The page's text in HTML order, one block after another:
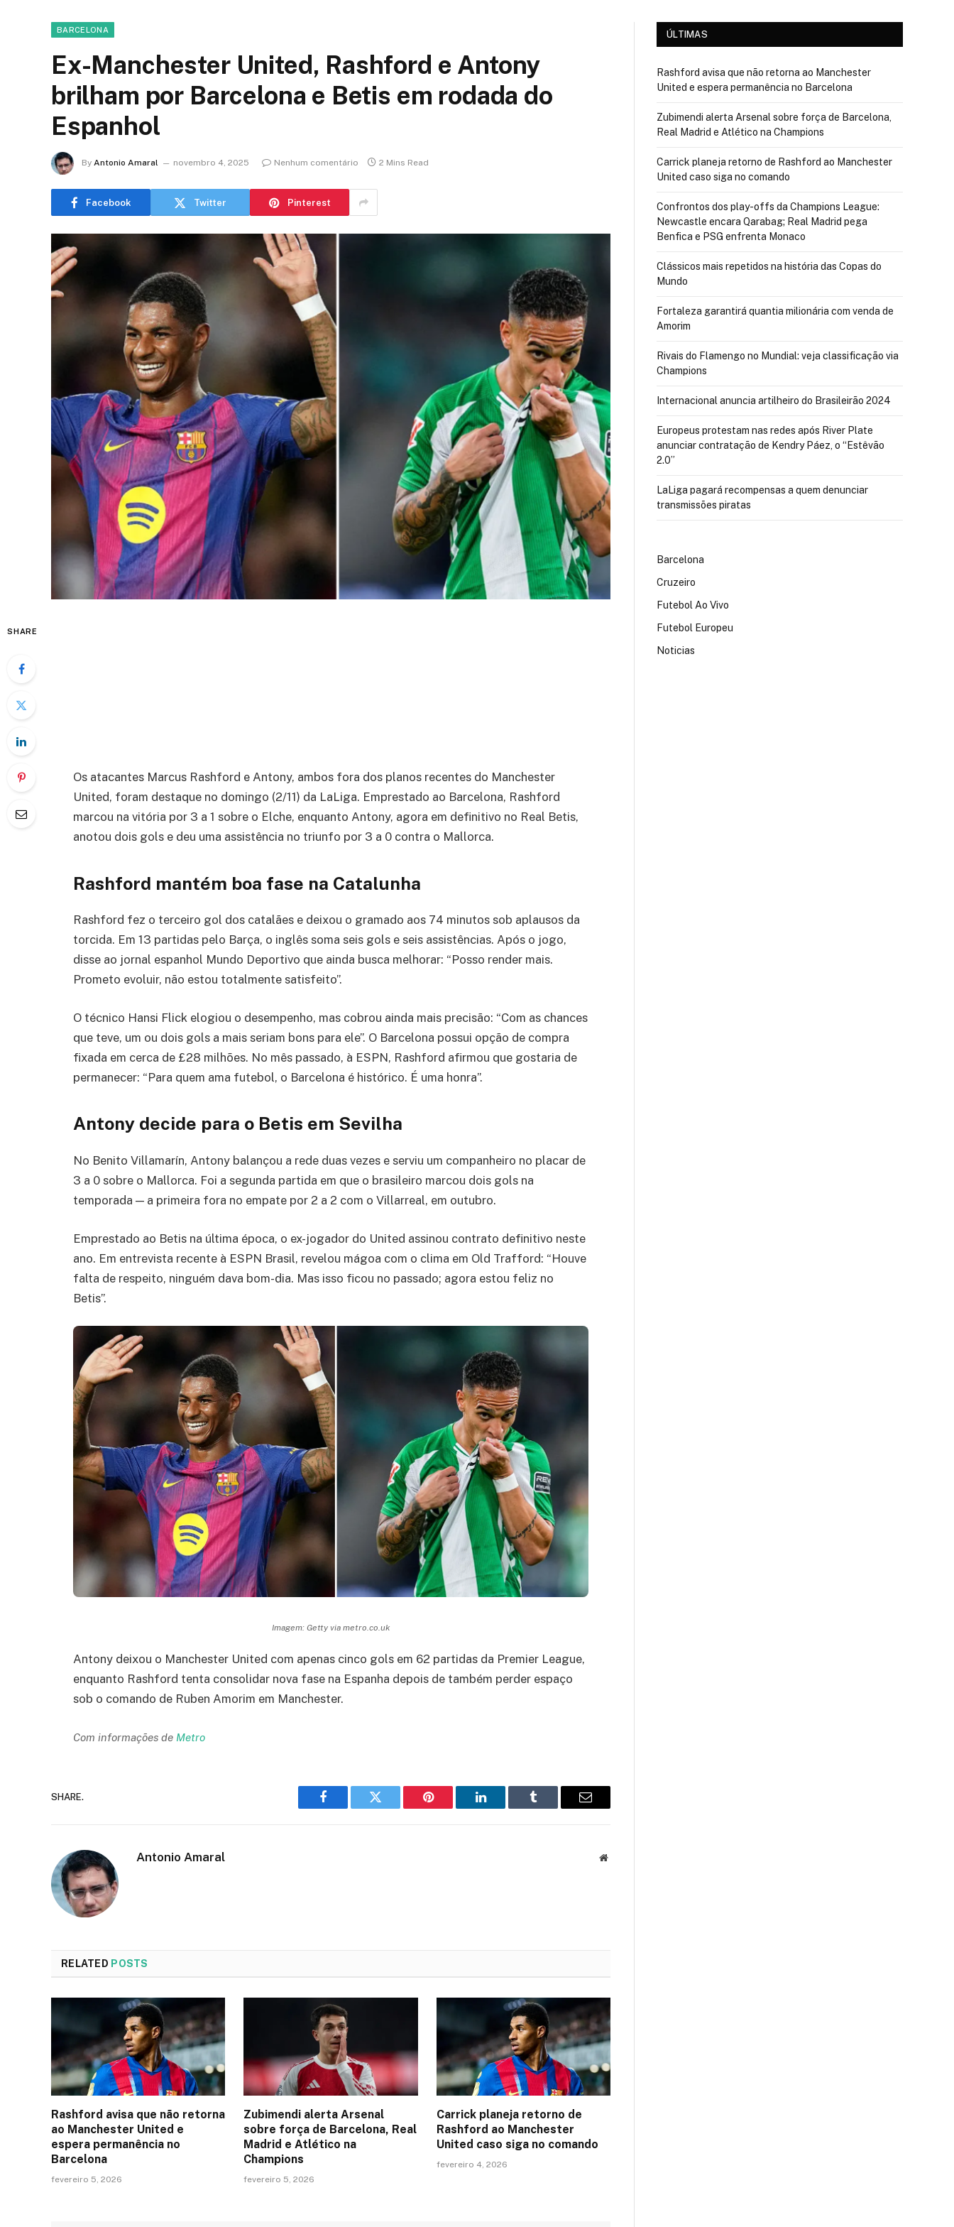
BARCELONA
Ex-Manchester United, Rashford e Antony
brilham por Barcelona e Betis em rodada do
Espanhol
By Antonio Amaral novembro 4, 2025 Nenhum comentário 2 Mins Read
Facebook Twitter Pinterest
SHARE
Os atacantes Marcus Rashford e Antony, ambos fora dos planos recentes do Manchester
United, foram destaque no domingo (2/11) da LaLiga. Emprestado ao Barcelona, Rashford
marcou na vitória por 3 a 1 sobre o Elche, enquanto Antony, agora em definitivo no Real Betis,
anotou dois gols e deu uma assistência no triunfo por 3 a 0 contra o Mallorca.
Rashford mantém boa fase na Catalunha
Rashford fez o terceiro gol dos catalães e deixou o gramado aos 74 minutos sob aplausos da
torcida. Em 13 partidas pelo Barça, o inglês soma seis gols e seis assistências. Após o jogo,
disse ao jornal espanhol Mundo Deportivo que ainda busca melhorar: “Posso render mais.
Prometo evoluir, não estou totalmente satisfeito”.
O técnico Hansi Flick elogiou o desempenho, mas cobrou ainda mais precisão: “Com as chances
que teve, um ou dois gols a mais seriam bons para ele”. O Barcelona possui opção de compra
fixada em cerca de £28 milhões. No mês passado, à ESPN, Rashford afirmou que gostaria de
permanecer: “Para quem ama futebol, o Barcelona é histórico. É uma honra”.
Antony decide para o Betis em Sevilha
No Benito Villamarín, Antony balançou a rede duas vezes e serviu um companheiro no placar de
3 a 0 sobre o Mallorca. Foi a segunda partida em que o brasileiro marcou dois gols na
temporada — a primeira fora no empate por 2 a 2 com o Villarreal, em outubro.
Emprestado ao Betis na última época, o ex-jogador do United assinou contrato definitivo neste
ano. Em entrevista recente à ESPN Brasil, revelou mágoa com o clima em Old Trafford: “Houve
falta de respeito, ninguém dava bom-dia. Mas isso ficou no passado; agora estou feliz no
Betis”.
Imagem: Getty via metro.co.uk
Antony deixou o Manchester United com apenas cinco gols em 62 partidas da Premier League,
enquanto Rashford tenta consolidar nova fase na Espanha depois de também perder espaço
sob o comando de Ruben Amorim em Manchester.
Com informações de Metro
SHARE.
Facebook Twitter Pinterest LinkedIn Tumblr Email
Antonio Amaral Website
RELATED POSTS
Rashford avisa que não retorna
ao Manchester United e
espera permanência no
Barcelona
fevereiro 5, 2026
Zubimendi alerta Arsenal
sobre força de Barcelona, Real
Madrid e Atlético na
Champions
fevereiro 5, 2026
Carrick planeja retorno de
Rashford ao Manchester
United caso siga no comando
fevereiro 4, 2026
ÚLTIMAS
Rashford avisa que não retorna ao Manchester
United e espera permanência no Barcelona
Zubimendi alerta Arsenal sobre força de Barcelona,
Real Madrid e Atlético na Champions
Carrick planeja retorno de Rashford ao Manchester
United caso siga no comando
Confrontos dos play-offs da Champions League:
Newcastle encara Qarabag; Real Madrid pega
Benfica e PSG enfrenta Monaco
Clássicos mais repetidos na história das Copas do
Mundo
Fortaleza garantirá quantia milionária com venda de
Amorim
Rivais do Flamengo no Mundial: veja classificação via
Champions
Internacional anuncia artilheiro do Brasileirão 2024
Europeus protestam nas redes após River Plate
anunciar contratação de Kendry Páez, o “Estêvão
2.0”
LaLiga pagará recompensas a quem denunciar
transmissões piratas
Barcelona
Cruzeiro
Futebol Ao Vivo
Futebol Europeu
Noticias